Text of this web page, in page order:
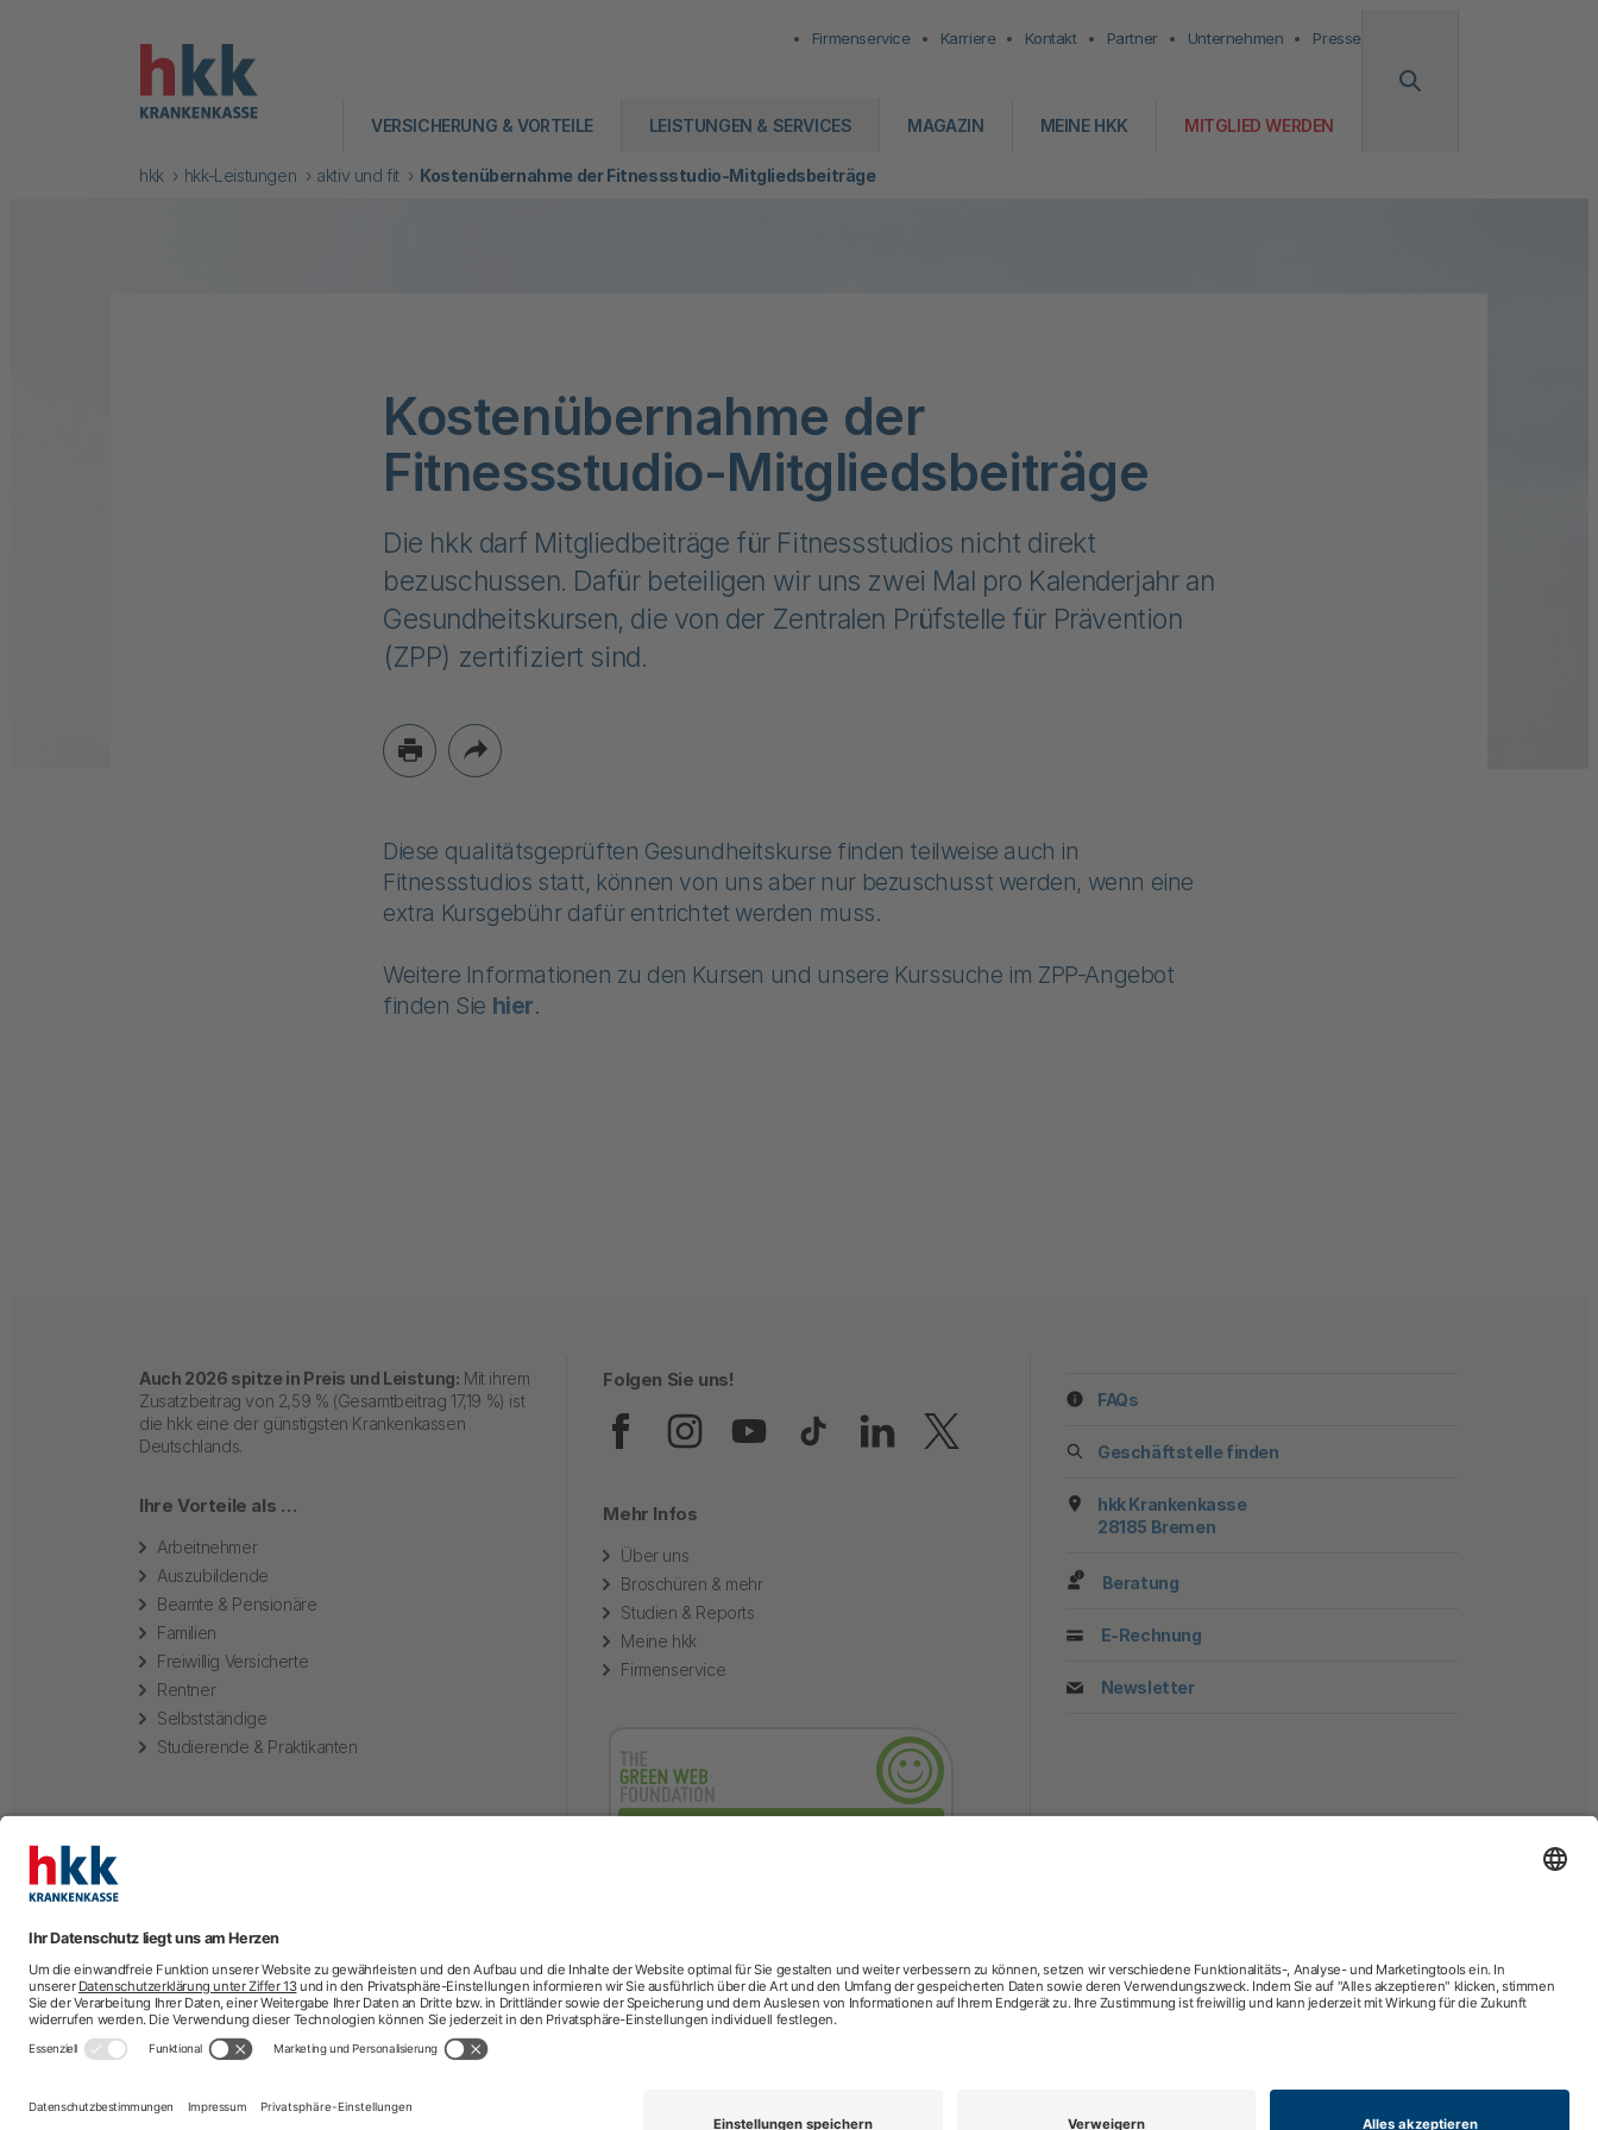
Firmenservice Karriere Kontakt Partner Unternehmen Presse
VERSICHERUNG & VORTEILE LEISTUNGEN & SERVICES MAGAZIN MEINE HKK MITGLIED WERDEN
hkk hkk-Leistungen aktiv und fit Kostenübernahme der Fitnessstudio-Mitgliedsbeiträge
Kostenübernahme der
Fitnessstudio-Mitgliedsbeiträge
Die hkk darf Mitgliedbeiträge für Fitnessstudios nicht direkt
bezuschussen. Dafür beteiligen wir uns zwei Mal pro Kalenderjahr an
Gesundheitskursen, die von der Zentralen Prüfstelle für Prävention
(ZPP) zertifiziert sind.
Diese qualitätsgeprüften Gesundheitskurse finden teilweise auch in
Fitnessstudios statt, können von uns aber nur bezuschusst werden, wenn eine
extra Kursgebühr dafür entrichtet werden muss.
Weitere Informationen zu den Kursen und unsere Kurssuche im ZPP-Angebot
finden Sie hier.
Auch 2026 spitze in Preis und Leistung: Mit ihrem
Zusatzbeitrag von 2,59 % (Gesamtbeitrag 17,19 %) ist
die hkk eine der günstigsten Krankenkassen
Deutschlands.
Ihre Vorteile als …
Arbeitnehmer
Auszubildende
Beamte & Pensionäre
Familien
Freiwillig Versicherte
Rentner
Selbstständige
Studierende & Praktikanten
Folgen Sie uns!
Folgen Sie uns auf Facebook
Folgen Sie uns auf Instagram
Folgen Sie uns auf YouTube
Folgen Sie uns auf TikTok
Folgen Sie uns auf LinkedIn
Mehr Infos
Über uns
Broschüren & mehr
Studien & Reports
Meine hkk
Firmenservice
FAQs
Geschäftstelle finden
hkk Krankenkasse
28185 Bremen
Beratung
E-Rechnung
Newsletter
Arztsuche Arzttermin-Service Behandlungsfehler hkk med Hotline
ICD-Diagnosesuche
Krankenhaussuche
Medizinische Videosprechstunde
Barrierefreiheit Kontakt English information Privatsphäre-Einstellungen